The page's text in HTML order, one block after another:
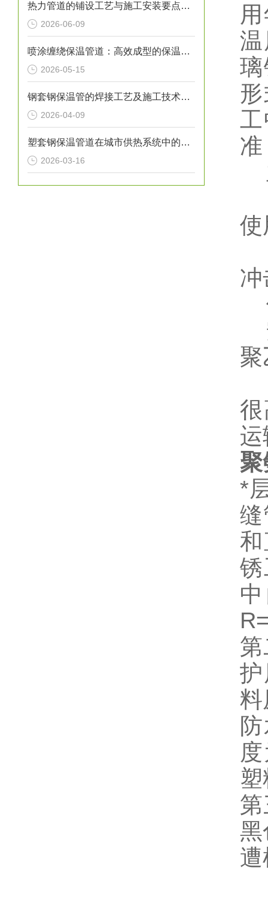
热力管道的铺设工艺与施工安装要点解析
2026-06-09
喷涂缠绕保温管道：高效成型的保温输送核心装备
2026-05-15
钢套钢保温管的焊接工艺及施工技术研究
2026-04-09
塑套钢保温管道在城市供热系统中的应用
2026-03-16
使
聚
*
缝
料
黑